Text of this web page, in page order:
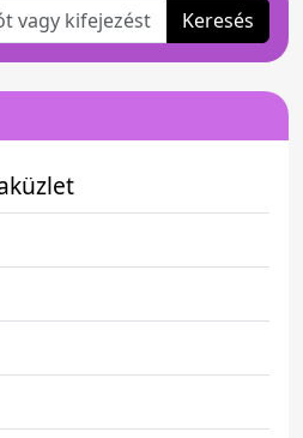
Keresés